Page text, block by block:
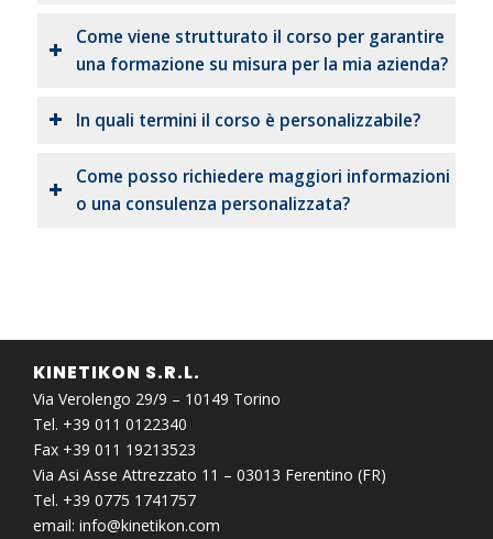
Come viene strutturato il corso per garantire
una formazione su misura per la mia azienda?
In quali termini il corso è personalizzabile?
Come posso richiedere maggiori informazioni
o una consulenza personalizzata?
KINETIKON S.R.L.
Via Verolengo 29/9 – 10149 Torino
Tel. +39 011 0122340
Fax +39 011 19213523
Via Asi Asse Attrezzato 11 – 03013 Ferentino (FR)
Tel. +39 0775 1741757
email:info@kinetikon.com